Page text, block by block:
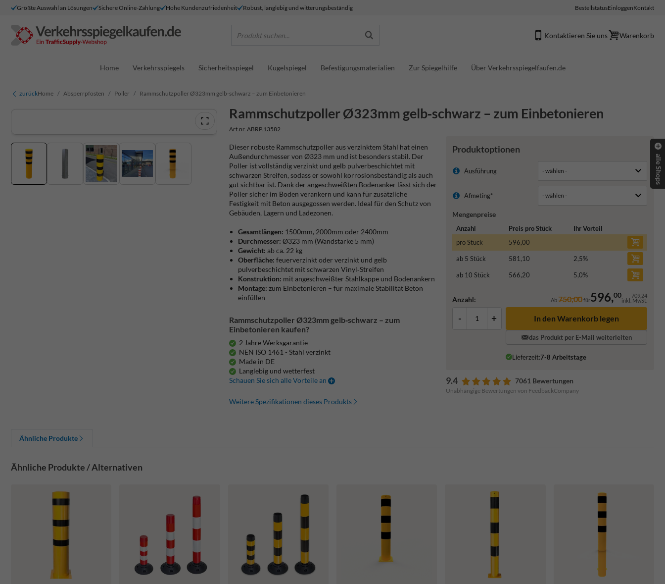
Größte Auswahl an Lösungen Sichere Online-Zahlung Hohe Kundenzufriedenheit Robust, langlebig und witterungsbeständig BestellstatusEinloggenKontakt
Produkt suchen... Kontaktieren Sie uns Warenkorb
Home Verkehrsspiegels Sicherheitsspiegel Kugelspiegel Befestigungsmaterialien Zur Spiegelhilfe Über Verkehrsspiegelfaufen.de
zurückHome Absperrpfosten Poller Rammschutzpoller Ø323mm gelb‑schwarz – zum Einbetonieren
Rammschutzpoller Ø323mm gelb‑schwarz – zum Einbetonieren
Art.nr. ABRP.13582
Produktoptionen
Ausführung
Afmeting*
Mengenpreise
Anzahl Preis pro Stück
Ihr Vorteil
pro Stück
596,00
ab 5 Stück 581,10 2,5%
ab 10 Stück 566,20 5,0%
Anzahl: Ab750,00für596,00 709,24
inkl. MwSt.
- + In den Warenkorb legen
das Produkt per E-Mail weiterleiten
Lieferzeit:7-8 Arbeitstage
9.4 7061 Bewertungen
Unabhängige Bewertungen von FeedbackCompany
Dieser robuste Rammschutzpoller aus verzinktem Stahl hat einen
Außendurchmesser von Ø323 mm und ist besonders stabil. Der
Poller ist vollständig verzinkt und gelb pulverbeschichtet mit
schwarzen Streifen, sodass er sowohl korrosionsbeständig als auch
gut sichtbar ist. Dank der angeschweißten Bodenanker lässt sich der
Poller sicher im Boden verankern und kann für zusätzliche
Festigkeit mit Beton ausgegossen werden. Ideal für den Schutz von
Gebäuden, Lagern und Ladezonen.
Gesamtlängen: 1500mm, 2000mm oder 2400mm
Durchmesser: Ø323 mm (Wandstärke 5 mm)
Gewicht: ab ca. 22 kg
Oberfläche: feuerverzinkt oder verzinkt und gelb
pulverbeschichtet mit schwarzen Vinyl‑Streifen
Konstruktion: mit angeschweißter Stahlkappe und Bodenankern
Montage: zum Einbetonieren – für maximale Stabilität Beton
einfüllen
Rammschutzpoller Ø323mm gelb‑schwarz – zum
Einbetonieren kaufen?
2 Jahre Werksgarantie
NEN ISO 1461 - Stahl verzinkt
Made in DE
Langlebig und wetterfest
Schauen Sie sich alle Vorteile an
Weitere Spezifikationen dieses Produkts
Ähnliche Produkte
Ähnliche Produkte / Alternativen
alle Shops